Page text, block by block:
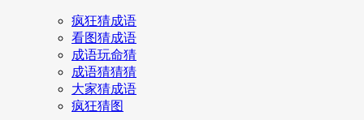
疯狂猜成语
看图猜成语
成语玩命猜
成语猜猜猜
大家猜成语
疯狂猜图